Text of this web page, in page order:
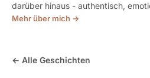
darüber hinaus - authentisch,
Mehr über mich →
← Alle Geschichten